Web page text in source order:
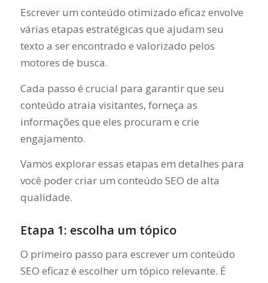
Escrever um conteúdo otimizado eficaz envolve
várias etapas estratégicas que ajudam seu
texto a ser encontrado e valorizado pelos
motores de busca.
Cada passo é crucial para garantir que seu
conteúdo atraia visitantes, forneça as
informações que eles procuram e crie
engajamento.
Vamos explorar essas etapas em detalhes para
você poder criar um conteúdo SEO de alta
qualidade.
Etapa 1: escolha um tópico
O primeiro passo para escrever um conteúdo
SEO eficaz é escolher um tópico relevante. É